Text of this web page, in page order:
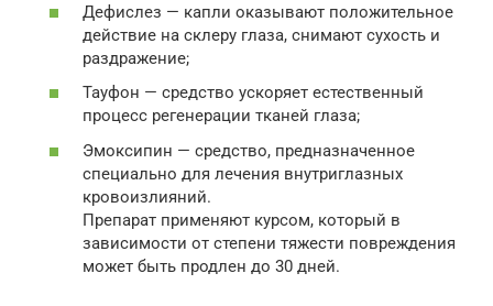
Дефислез — капли оказывают положительное
действие на склеру глаза, снимают сухость и
раздражение;
Тауфон — средство ускоряет естественный
процесс регенерации тканей глаза;
Эмоксипин — средство, предназначенное
специально для лечения внутриглазных
кровоизлияний.
Препарат применяют курсом, который в
зависимости от степени тяжести повреждения
может быть продлен до 30 дней.